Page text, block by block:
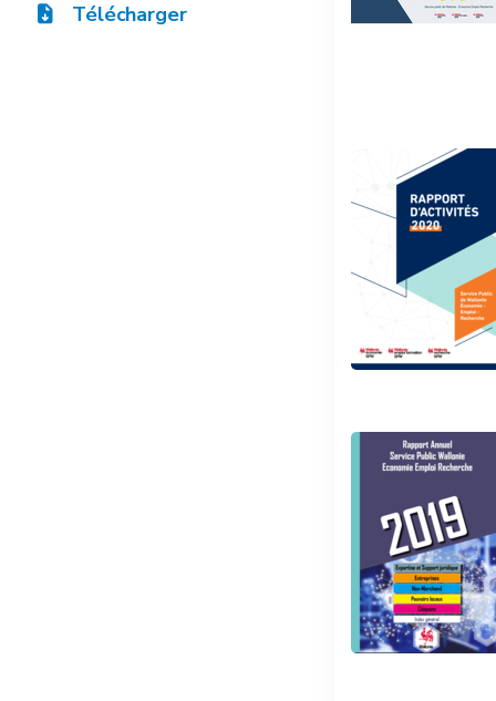
Télécharger